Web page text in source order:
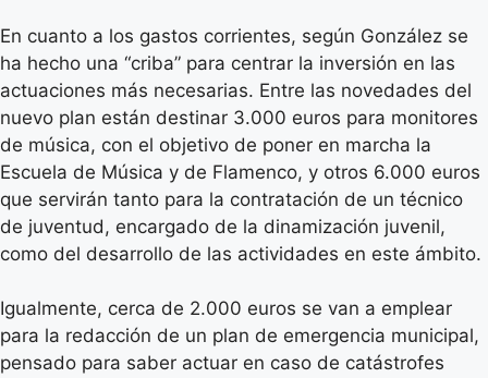
En cuanto a los gastos corrientes, según González se
ha hecho una “criba” para centrar la inversión en las
actuaciones más necesarias. Entre las novedades del
nuevo plan están destinar 3.000 euros para monitores
de música, con el objetivo de poner en marcha la
Escuela de Música y de Flamenco, y otros 6.000 euros
que servirán tanto para la contratación de un técnico
de juventud, encargado de la dinamización juvenil,
como del desarrollo de las actividades en este ámbito.
Igualmente, cerca de 2.000 euros se van a emplear
para la redacción de un plan de emergencia municipal,
pensado para saber actuar en caso de catástrofes